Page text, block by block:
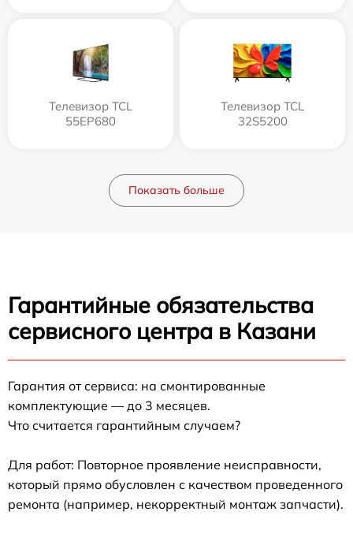
Телевизор TCL
55EP680
Телевизор TCL
32S5200
Показать больше
Гарантийные обязательства
сервисного центра в Казани
Гарантия от сервиса: на смонтированные
комплектующие — до 3 месяцев.
Что считается гарантийным случаем?
Для работ: Повторное проявление неисправности,
который прямо обусловлен с качеством проведенного
ремонта (например, некорректный монтаж запчасти).